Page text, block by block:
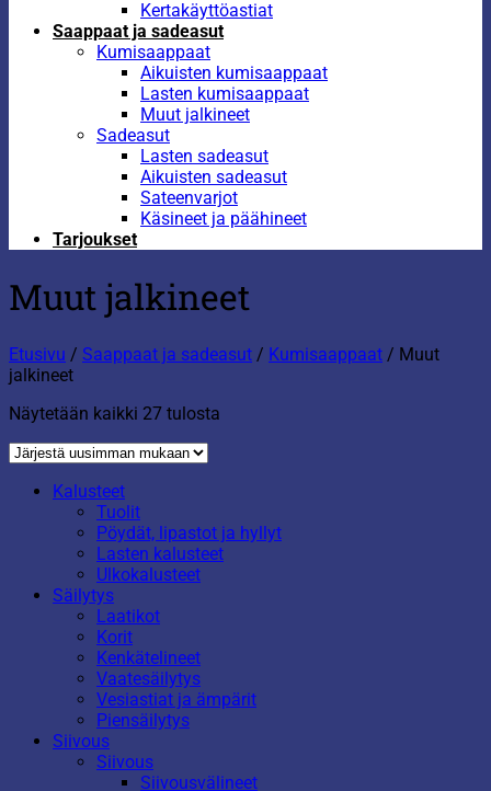
Kertakäyttöastiat
Saappaat ja sadeasut
Kumisaappaat
Aikuisten kumisaappaat
Lasten kumisaappaat
Muut jalkineet
Sadeasut
Lasten sadeasut
Aikuisten sadeasut
Sateenvarjot
Käsineet ja päähineet
Tarjoukset
Muut jalkineet
Etusivu / Saappaat ja sadeasut / Kumisaappaat / Muut
jalkineet
Näytetään kaikki 27 tulosta
Kalusteet
Tuolit
Pöydät, lipastot ja hyllyt
Lasten kalusteet
Ulkokalusteet
Säilytys
Laatikot
Korit
Kenkätelineet
Vaatesäilytys
Vesiastiat ja ämpärit
Piensäilytys
Siivous
Siivous
Siivousvälineet